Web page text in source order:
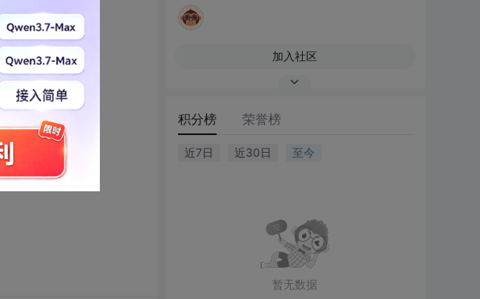
加入社区
积分榜 荣誉榜
近7日 近30日 至今
暂无数据